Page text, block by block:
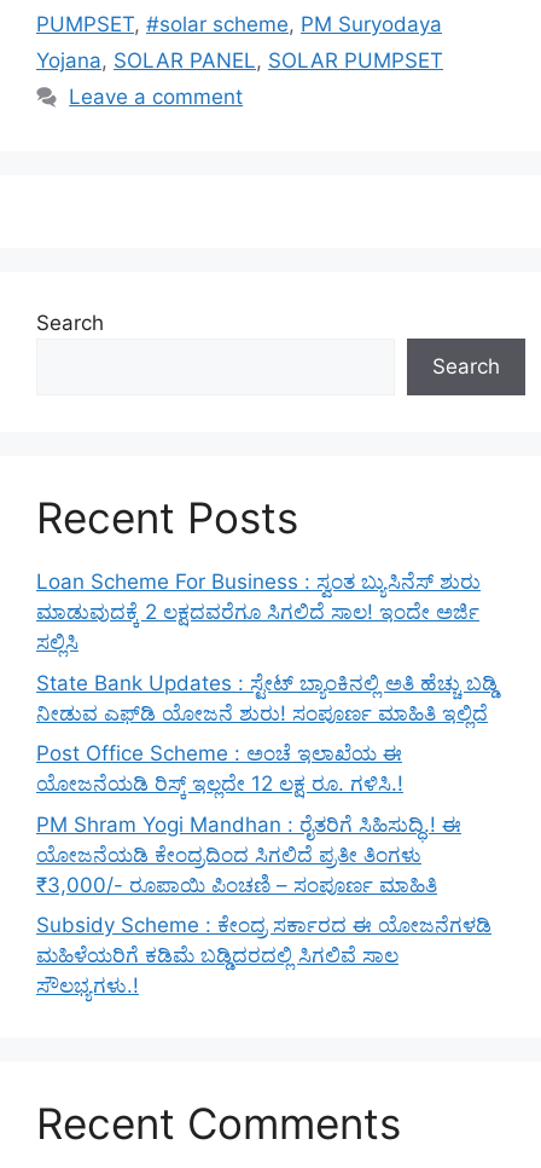
PUMPSET, #solar scheme, PM Suryodaya
Yojana, SOLAR PANEL, SOLAR PUMPSET
Leave a comment
Search
Search
Recent Posts
Loan Scheme For Business : ಸ್ವಂತ ಬ್ಯುಸಿನೆಸ್ ಶುರು
ಮಾಡುವುದಕ್ಕೆ 2 ಲಕ್ಷದವರೆಗೂ ಸಿಗಲಿದೆ ಸಾಲ! ಇಂದೇ ಅರ್ಜಿ
ಸಲ್ಲಿಸಿ
State Bank Updates : ಸ್ಟೇಟ್ ಬ್ಯಾಂಕಿನಲ್ಲಿ ಅತಿ ಹೆಚ್ಚು ಬಡ್ಡಿ
ನೀಡುವ ಎಫ್‌ಡಿ ಯೋಜನೆ ಶುರು! ಸಂಪೂರ್ಣ ಮಾಹಿತಿ ಇಲ್ಲಿದೆ
Post Office Scheme : ಅಂಚೆ ಇಲಾಖೆಯ ಈ
ಯೋಜನೆಯಡಿ ರಿಸ್ಕ್‌ ಇಲ್ಲದೇ 12 ಲಕ್ಷ ರೂ. ಗಳಿಸಿ.!
PM Shram Yogi Mandhan : ರೈತರಿಗೆ ಸಿಹಿಸುದ್ಧಿ.! ಈ
ಯೋಜನೆಯಡಿ ಕೇಂದ್ರದಿಂದ ಸಿಗಲಿದೆ ಪ್ರತೀ ತಿಂಗಳು
₹3,000/- ರೂಪಾಯಿ ಪಿಂಚಣಿ – ಸಂಪೂರ್ಣ ಮಾಹಿತಿ
Subsidy Scheme : ಕೇಂದ್ರ ಸರ್ಕಾರದ ಈ ಯೋಜನೆಗಳಡಿ
ಮಹಿಳೆಯರಿಗೆ ಕಡಿಮೆ ಬಡ್ಡಿದರದಲ್ಲಿ ಸಿಗಲಿವೆ ಸಾಲ
ಸೌಲಭ್ಯಗಳು.!
Recent Comments